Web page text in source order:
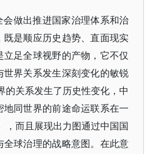
做出推进国家治理体系和治
是顺应历史趋势、直面现实
足全球视野的产物，它不仅
界关系发生深刻变化的敏锐
的关系发生了历史性变化，中
同世界的前途命运联系在一
，而且展现出力图通过中国国
球治理的战略意图。在此意